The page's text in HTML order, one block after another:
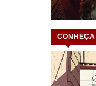
CONHEÇA